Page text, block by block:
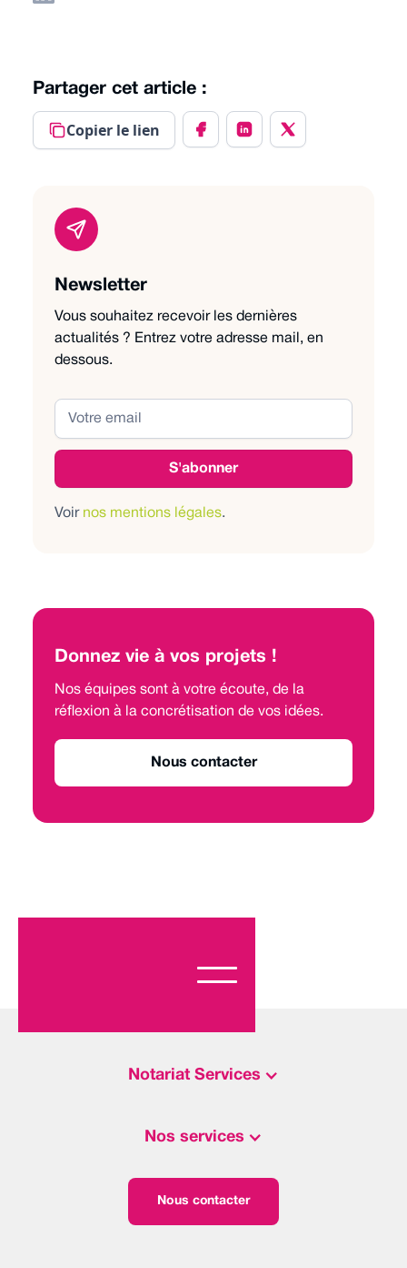
Partager cet article :
Copier le lien
Newsletter
Vous souhaitez recevoir les dernières
actualités ? Entrez votre adresse mail, en
dessous.
Voir nos mentions légales.
Donnez vie à vos projets !
Nos équipes sont à votre écoute, de la
réflexion à la concrétisation de vos idées.
Nous contacter
Notariat Services
Nos services
Nous contacter